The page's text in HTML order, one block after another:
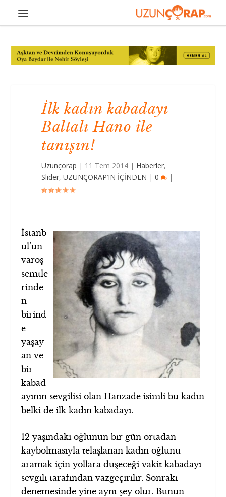
İlk kadın kabadayı
Baltalı Hano ile
tanışın!
Uzunçorap | 11 Tem 2014 | Haberler,
Slider,UZUNÇORAP’IN İÇİNDEN |0 |
İstanb
ul’un
varoş
semtle
rinde
n
birind
e
yaşay
an ve
bir
kabad
ayının sevgilisi olan Hanzade isimli bu kadın
belki de ilk kadın kabadayı.
12 yaşındaki oğlunun bir gün ortadan
kaybolmasıyla telaşlanan kadın oğlunu
aramak için yollara düşeceği vakit kabadayı
sevgili tarafından vazgeçirilir. Sonraki
denemesinde yine aynı şey olur. Bunun